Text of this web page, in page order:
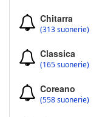
Chitarra
(313 suonerie)
Classica
(165 suonerie)
Coreano
(558 suonerie)